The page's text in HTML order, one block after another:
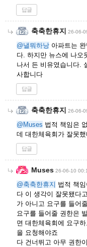
답글
축축한휴지 26-06-
@낼뭐하낭 아파트는
다. 하지만 뉴스에 나오
나서 든 비유였습니다.
사합니다
답글
축축한휴지 26-06-
@Muses 법적 책임은
데 대한체육회가 잘못
답글
Muses 26-06-10
@축축한휴지 법적 책
다 이 생각이 잘못됐다
가 아니고 요구를 들어
요구를 들어줄 권한은
면 대한체육회에 요구
을 요청해야죠
다 건너뛰고 아무 권한